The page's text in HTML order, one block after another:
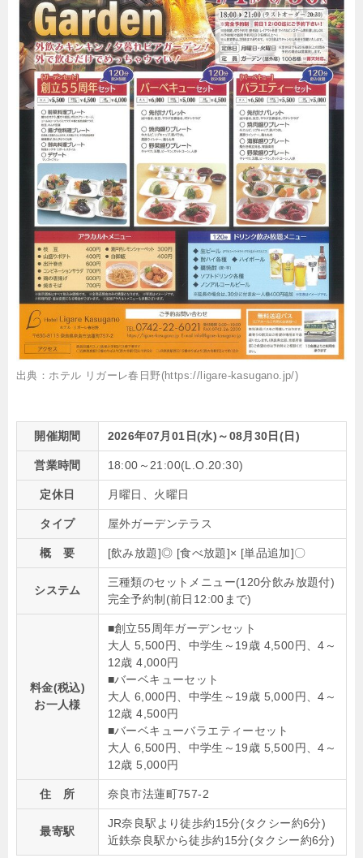
出典：ホテル リガーレ春日野(https://ligare-kasugano.jp/)
開催期間 2026年07月01日(水)～08月30日(日)
営業時間 18:00～21:00(L.O.20:30)
定休日 月曜日、火曜日
タイプ 屋外ガーデンテラス
概 要 [飲み放題]◎ [食べ放題]× [単品追加]〇
システム
三種類のセットメニュー(120分飲み放題付)
完全予約制(前日12:00まで)
料金(税込)
お一人様
■創立55周年ガーデンセット
大人 5,500円、中学生～19歳 4,500円、4～
12歳 4,000円
■バーベキューセット
大人 6,000円、中学生～19歳 5,000円、4～
12歳 4,500円
■バーベキューバラエティーセット
大人 6,500円、中学生～19歳 5,500円、4～
12歳 5,000円
住 所 奈良市法蓮町757-2
最寄駅
JR奈良駅より徒歩約15分(タクシー約6分)
近鉄奈良駅から徒歩約15分(タクシー約6分)